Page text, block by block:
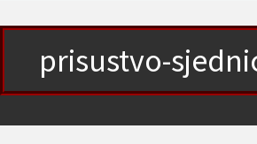
prisustvo-